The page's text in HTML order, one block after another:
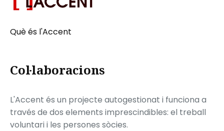
Què és l'Accent
Col·laboracions
L'Accent és un projecte autogestionat i funciona a
través de dos elements imprescindibles: el treball
voluntari i les persones sòcies.